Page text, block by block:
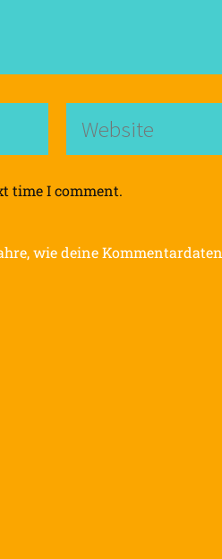
time I comment.
wie deine Kommentardaten